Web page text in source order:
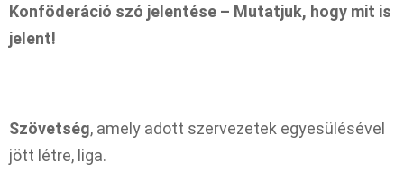
Konföderáció szó jelentése – Mutatjuk, hogy mit is
jelent!
Szövetség, amely adott szervezetek egyesülésével
jött létre, liga.